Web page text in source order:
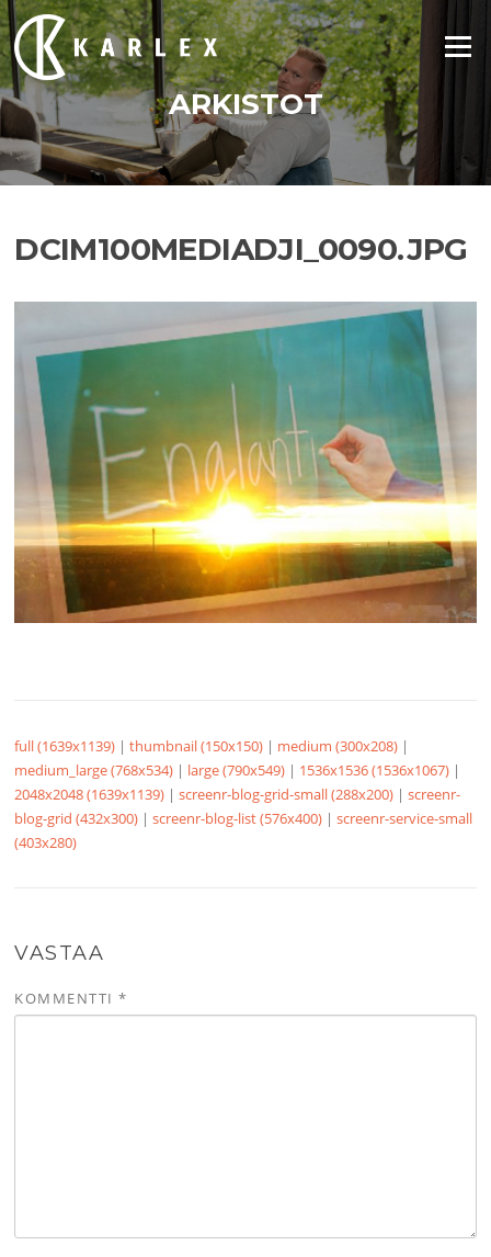
Siirry
suoraan
sisältöön
Valikko
ARKISTOT
DCIM100MEDIADJI_0090.JPG
full (1639x1139) |thumbnail (150x150) | medium (300x208) |
medium_large (768x534) | large (790x549) | 1536x1536 (1536x1067) |
2048x2048 (1639x1139) |screenr-blog-grid-small (288x200) |screenr-
blog-grid (432x300) |screenr-blog-list (576x400) |screenr-service-small
(403x280)
VASTAA
KOMMENTTI*